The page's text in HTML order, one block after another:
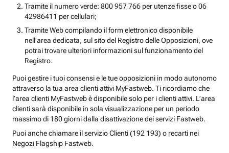
Tramite il numero verde: 800 957 766 per utenze fisse o 06
42986411 per cellulari;
Tramite Web compilando il form elettronico disponibile
nell’area dedicata, sul sito del Registro delle Opposizioni, ove
potrai trovare ulteriori informazioni sul funzionamento del
Registro.
Puoi gestire i tuoi consensi e le tue opposizioni in modo autonomo
attraverso la tua area clienti attivi MyFastweb. Ti ricordiamo che
l’area clienti MyFastweb è disponibile solo per i clienti attivi. L’area
clienti sarà disponibile in sola visualizzazione per un periodo
massimo di 180 giorni dalla disattivazione dei servizi Fastweb.
Puoi anche chiamare il servizio Clienti (192 193) o recarti nei
Negozi Flagship Fastweb.